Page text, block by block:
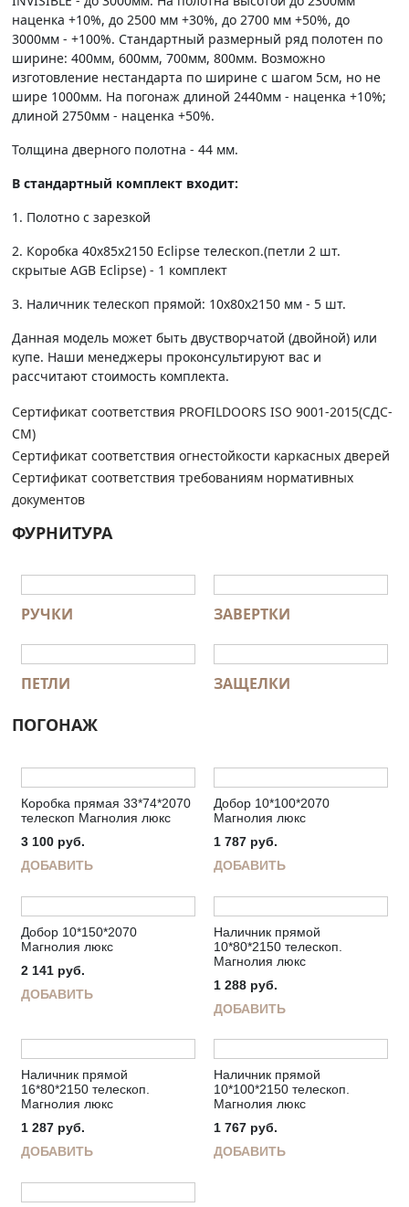
наценка +10%, до 2500 мм +30%, до 2700 мм +50%, до
3000мм - +100%. Стандартный размерный ряд полотен по
ширине: 400мм, 600мм, 700мм, 800мм. Возможно
изготовление нестандарта по ширине с шагом 5см, но не
шире 1000мм. На погонаж длиной 2440мм - наценка +10%;
длиной 2750мм - наценка +50%.
Толщина дверного полотна - 44 мм.
В стандартный комплект входит:
1. Полотно c зарезкой
2. Коробка 40х85х2150 Eclipse телескоп.(петли 2 шт.
скрытые AGB Eclipse) - 1 комплект
3. Наличник телескоп прямой: 10х80х2150 мм - 5 шт.
Данная модель может быть двустворчатой (двойной) или
купе. Наши менеджеры проконсультируют вас и
рассчитают стоимость комплекта.
Сертификат соответствия PROFILDOORS ISO 9001-2015(СДС-
СМ)
Сертификат соответствия огнестойкости каркасных дверей
Сертификат соответствия требованиям нормативных
документов
ФУРНИТУРА
РУЧКИ ЗАВЕРТКИ
ПЕТЛИ ЗАЩЕЛКИ
ПОГОНАЖ
Коробка прямая 33*74*2070
телескоп Магнолия люкс
3 100 руб.
ДОБАВИТЬ
Добор 10*100*2070
Магнолия люкс
1 787 руб.
ДОБАВИТЬ
Добор 10*150*2070
Магнолия люкс
2 141 руб.
ДОБАВИТЬ
Наличник прямой
10*80*2150 телескоп.
Магнолия люкс
1 288 руб.
ДОБАВИТЬ
Наличник прямой
16*80*2150 телескоп.
Магнолия люкс
1 287 руб.
ДОБАВИТЬ
Наличник прямой
10*100*2150 телескоп.
Магнолия люкс
1 767 руб.
ДОБАВИТЬ